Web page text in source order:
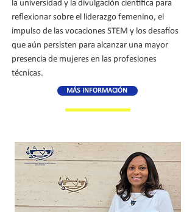
la universidad y la divulgación científica para
reflexionar sobre el liderazgo femenino, el
impulso de las vocaciones STEM y los desafíos
que aún persisten para alcanzar una mayor
presencia de mujeres en las profesiones
técnicas.
MÁS INFORMACIÓN